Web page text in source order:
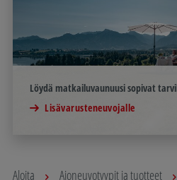
Löydä matkailuvaunuusi sopivat
Lisävarusteneuvojalle
Aloita Ajoneuvotyypit ja tuotteet